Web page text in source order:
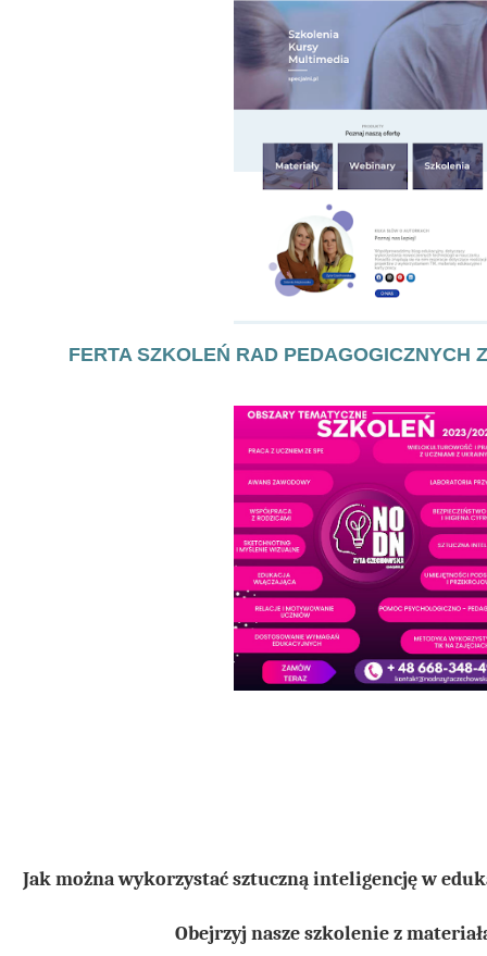
FERTA SZKOLEŃ RAD PEDAGOGICZNYCH
Jak można wykorzystać sztuczną inteligencję w
Obejrzyj nasze szkolenie z